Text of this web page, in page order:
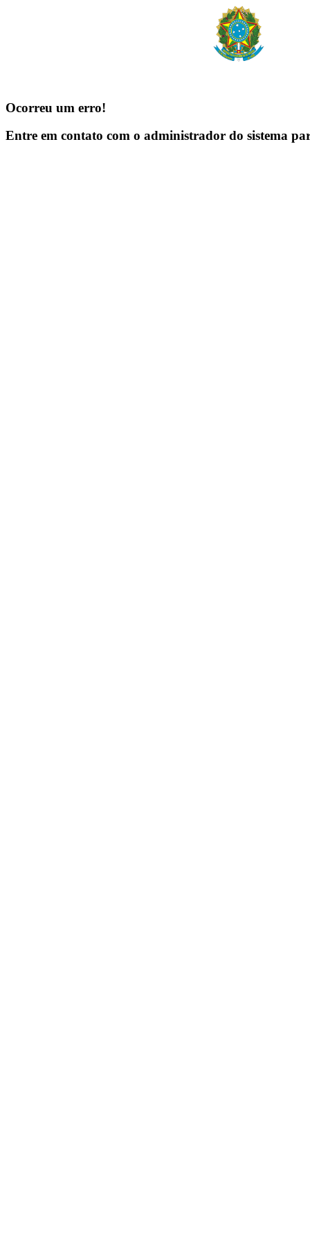
Ocorreu um erro!
Entre em contato com o administrador do sistema